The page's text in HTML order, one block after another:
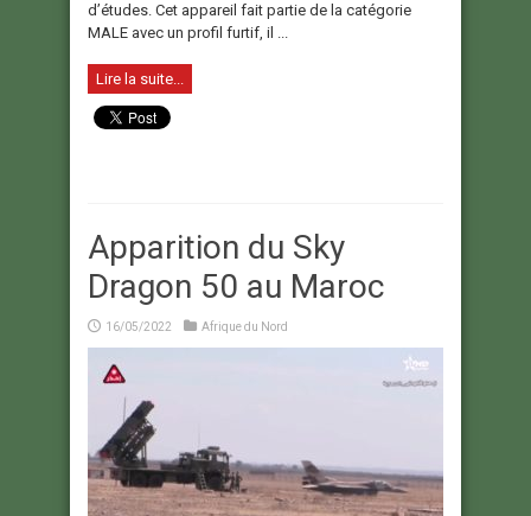
d’études. Cet appareil fait partie de la catégorie
MALE avec un profil furtif, il ...
Lire la suite...
Apparition du Sky
Dragon 50 au Maroc
16/05/2022 Afrique du Nord